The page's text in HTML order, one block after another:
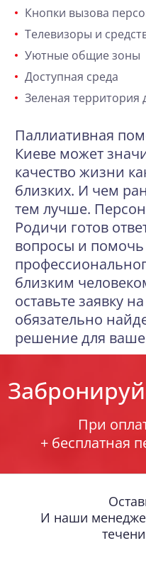
Кнопки вызова
Телевизоры и
Уютные общие зоны
Доступная среда
Зеленая территория
Паллиативная
Киеве может
качество жизни
близких. И чем
тем лучше.
Родичи готов
вопросы и
близким
оставьте заявку
обязательно
решение для
При
+ бесплатная
И наши